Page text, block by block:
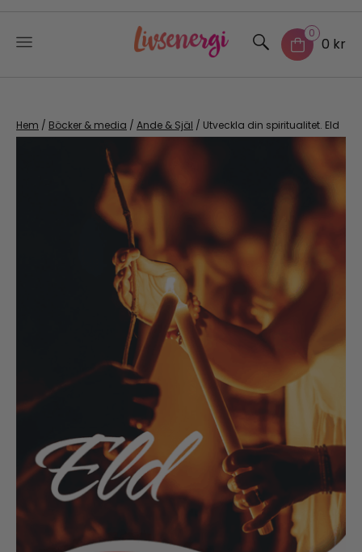
content
0
0 kr
Hem / Böcker & media / Ande & Själ / Utveckla din spiritualitet. Eld